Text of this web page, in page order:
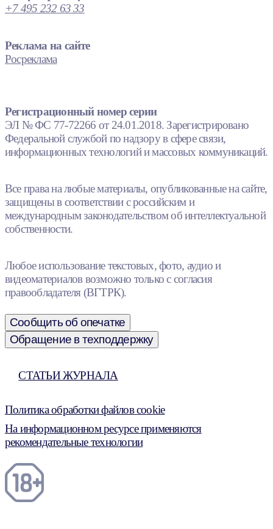
+7 495 232 63 33
Реклама на сайте
Росреклама
Регистрационный номер серии
ЭЛ № ФС 77-72266 от 24.01.2018. Зарегистрировано
Федеральной службой по надзору в сфере связи,
информационных технологий и массовых коммуникаций.
Все права на любые материалы, опубликованные на сайте,
защищены в соответствии с российским и
международным законодательством об интеллектуальной
собственности.
Любое использование текстовых, фото, аудио и
видеоматериалов возможно только с согласия
правообладателя (ВГТРК).
Сообщить об опечатке
Обращение в техподдержку
СТАТЬИ ЖУРНАЛА
Политика обработки файлов cookie
На информационном ресурсе применяются
рекомендательные технологии